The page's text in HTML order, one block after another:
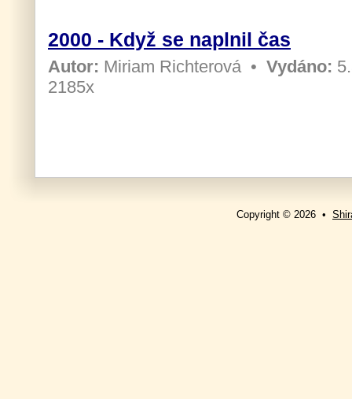
2000 - Když se naplnil čas
Autor: Miriam Richterová• Vydáno:
2185x
Copyright © 2026 •